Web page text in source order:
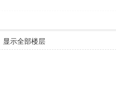
显示全部楼层